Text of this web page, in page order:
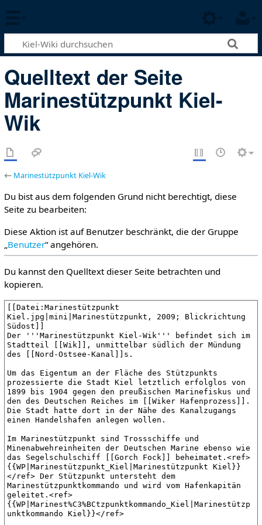
Quelltext der Seite
Marinestützpunkt Kiel-
Wik
← Marinestützpunkt Kiel-Wik
Du bist aus dem folgenden Grund nicht berechtigt, diese
Seite zu bearbeiten:
Diese Aktion ist auf Benutzer beschränkt, die der Gruppe
Benutzer“ angehören.
Du kannst den Quelltext dieser Seite betrachten und
kopieren.